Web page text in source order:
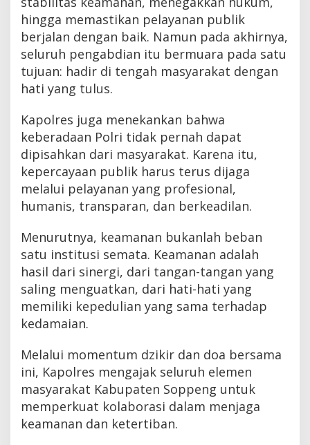
hingga memastikan pelayanan publik
berjalan dengan baik. Namun pada akhirnya,
seluruh pengabdian itu bermuara pada satu
tujuan: hadir di tengah masyarakat dengan
hati yang tulus.
Kapolres juga menekankan bahwa
keberadaan Polri tidak pernah dapat
dipisahkan dari masyarakat. Karena itu,
kepercayaan publik harus terus dijaga
melalui pelayanan yang profesional,
humanis, transparan, dan berkeadilan.
Menurutnya, keamanan bukanlah beban
satu institusi semata. Keamanan adalah
hasil dari sinergi, dari tangan-tangan yang
saling menguatkan, dari hati-hati yang
memiliki kepedulian yang sama terhadap
kedamaian.
Melalui momentum dzikir dan doa bersama
ini, Kapolres mengajak seluruh elemen
masyarakat Kabupaten Soppeng untuk
memperkuat kolaborasi dalam menjaga
keamanan dan ketertiban.